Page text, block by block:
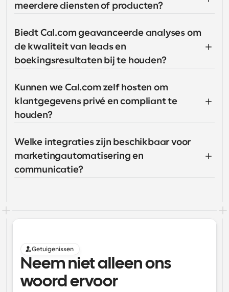
meerdere diensten of producten?
Biedt Cal.com geavanceerde analyses om
de kwaliteit van leads en
boekingsresultaten bij te houden?
Kunnen we Cal.com zelf hosten om
klantgegevens privé en compliant te
houden?
Welke integraties zijn beschikbaar voor
marketingautomatisering en
communicatie?
Getuigenissen
Neem niet alleen ons
woord ervoor